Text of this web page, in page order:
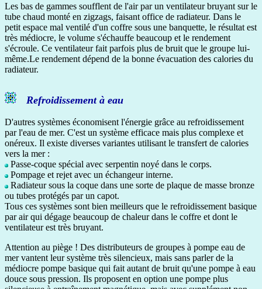
Les bas de gammes soufflent de l'air par un ventilateur bruyant sur le
tube chaud monté en zigzags, faisant office de radiateur. Dans le
petit espace mal ventilé d'un coffre sous une banquette, le résultat est
très médiocre, le volume s'échauffe beaucoup et le rendement
s'écroule. Ce ventilateur fait parfois plus de bruit que le groupe lui-
même.Le rendement dépend de la bonne évacuation des calories du
radiateur.
Refroidissement à eau
D'autres systèmes économisent l'énergie grâce au refroidissement
par l'eau de mer. C'est un système efficace mais plus complexe et
onéreux. Il existe diverses variantes utilisant le transfert de calories
vers la mer :
Passe-coque spécial avec serpentin noyé dans le corps.
Pompage et rejet avec un échangeur interne.
Radiateur sous la coque dans une sorte de plaque de masse bronze
ou tubes protégés par un capot.
Tous ces systèmes sont bien meilleurs que le refroidissement basique
par air qui dégage beaucoup de chaleur dans le coffre et dont le
ventilateur est très bruyant.
Attention au piège ! Des distributeurs de groupes à pompe eau de
mer vantent leur système très silencieux, mais sans parler de la
médiocre pompe basique qui fait autant de bruit qu'une pompe à eau
douce sous pression. Ils proposent en option une pompe plus